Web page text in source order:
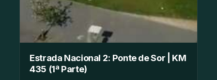
Estrada Nacional 2: Ponte de Sor | KM
435 (1ª Parte)